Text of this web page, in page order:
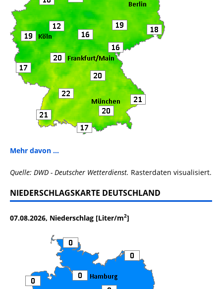
Mehr davon ...
Quelle: DWD - Deutscher Wetterdienst. Rasterdaten visualisiert.
NIEDERSCHLAGSKARTE DEUTSCHLAND
07.08.2026, Niederschlag [Liter/m2]